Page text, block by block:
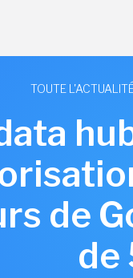
TOUTE
de
de